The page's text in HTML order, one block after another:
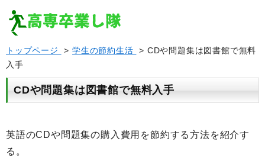
トップページ >学生の節約生活
> CDや問題集は図書館で無料
入手
CDや問題集は図書館で無料入手
英語のCDや問題集の購入費用を節約する方法を紹介す
る。